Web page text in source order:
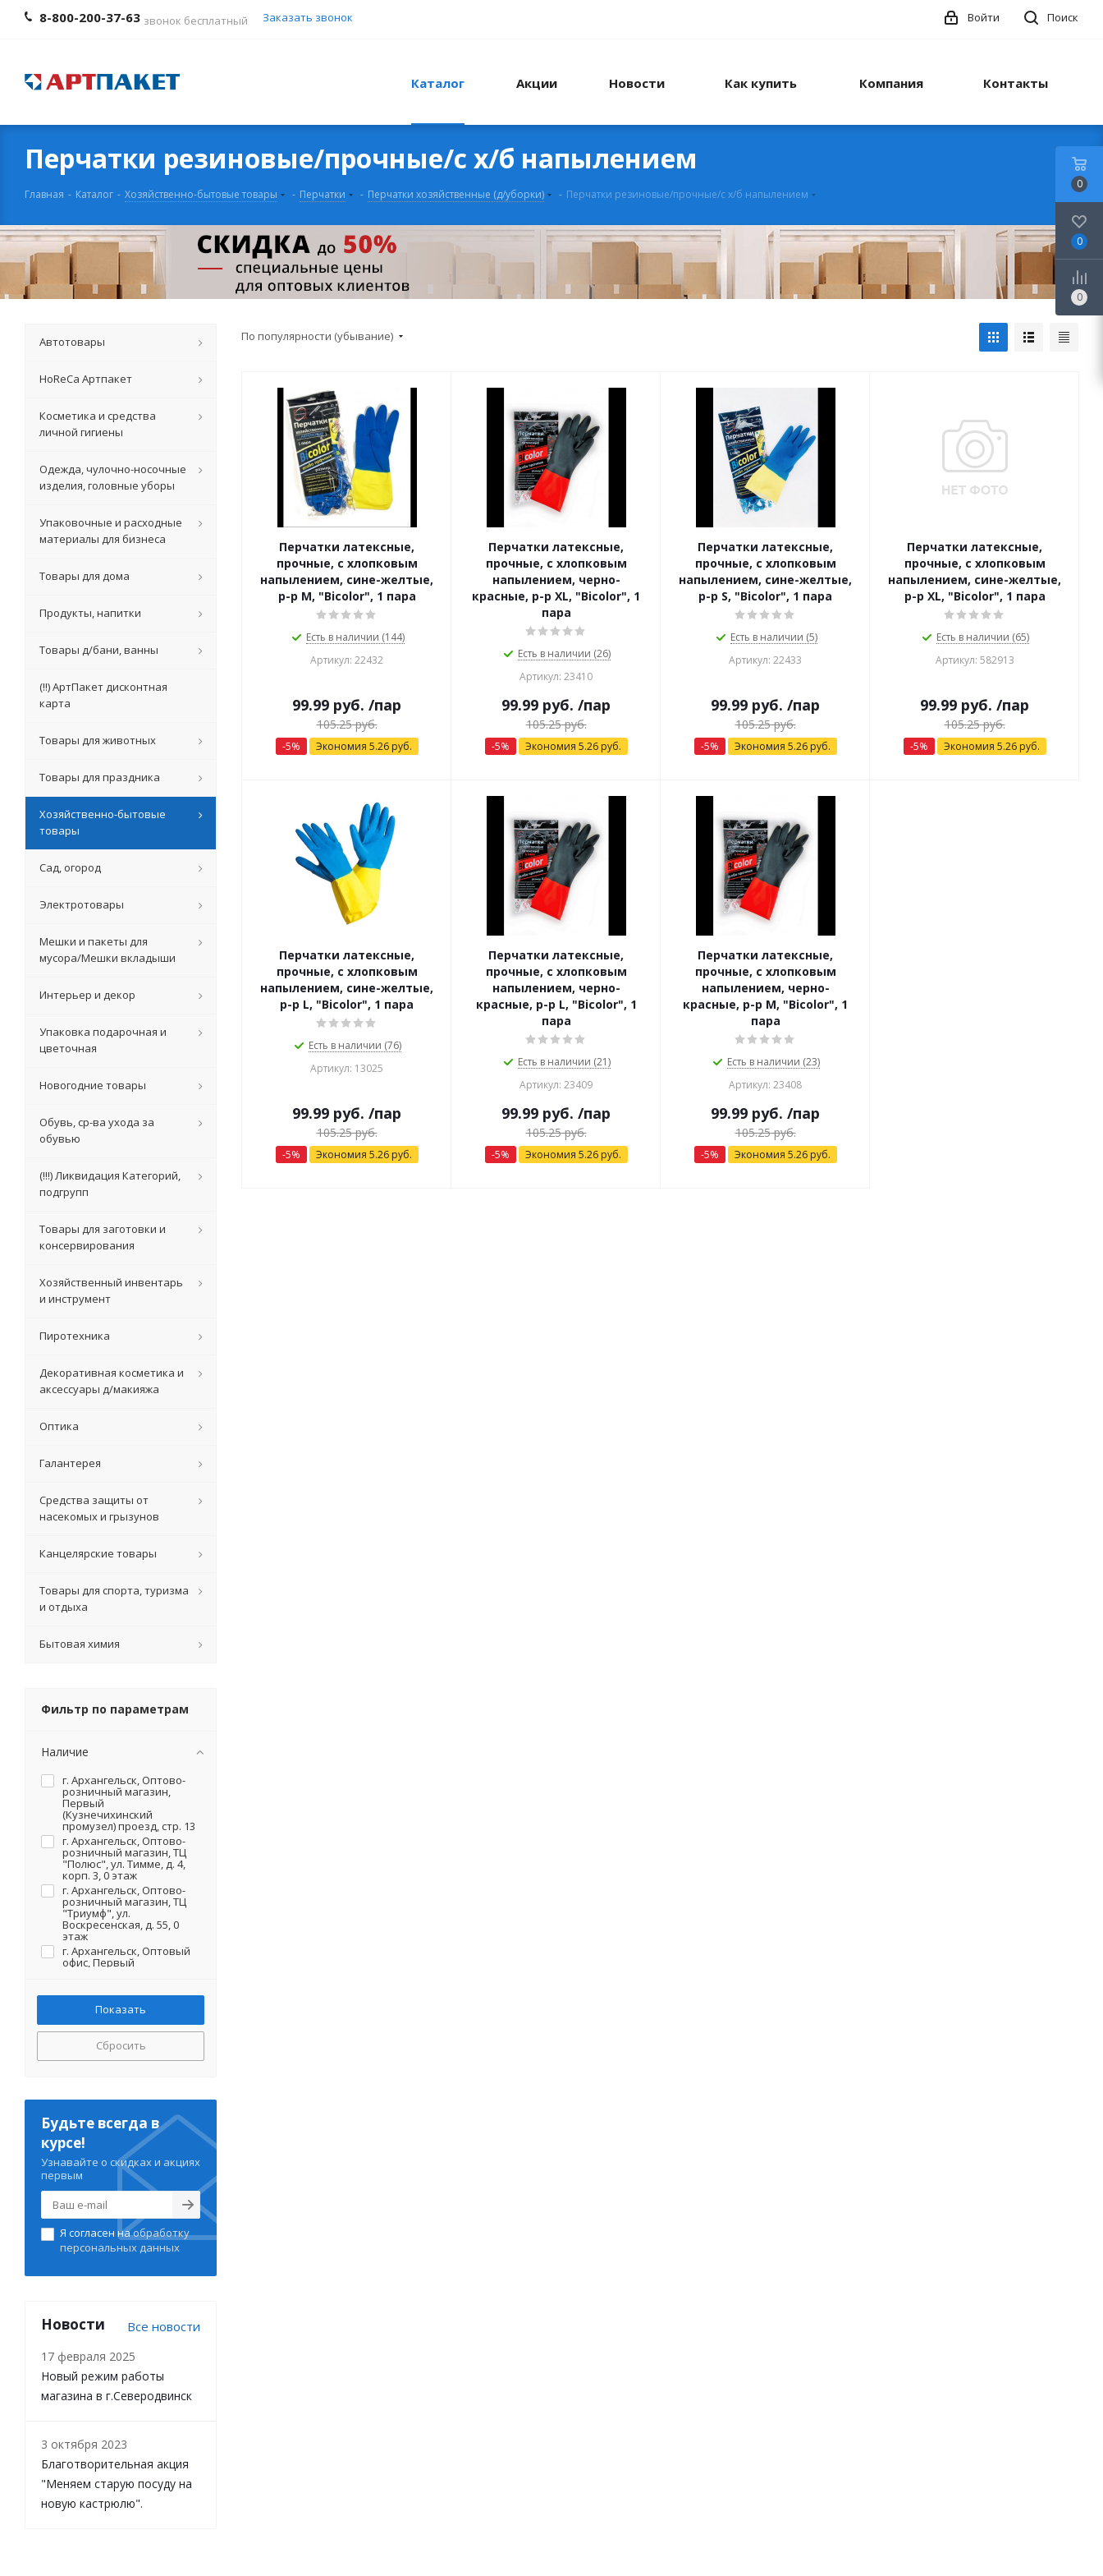
8-800-200-37-63 звонок бесплатный Заказать звонок Поиск
Войти
Каталог Акции Новости Как купить Компания Контакты
Перчатки резиновые/прочные/с х/б напылением
Главная - Каталог - Хозяйственно-бытовые товары - Перчатки - Перчатки хозяйственные (д/уборки) - Перчатки резиновые/прочные/с х/б напылением
По популярности (убывание)
Перчатки латексные,
прочные, с хлопковым
напылением, сине-желтые,
р-р М, "Bicolor", 1 пара
Есть в наличии (144)
Артикул: 22432
99.99 руб. /пар
105.25руб.
-5% Экономия 5.26руб.
Перчатки латексные,
прочные, с хлопковым
напылением, черно-
красные, р-р ХL, "Bicolor", 1
пара
Есть в наличии (26)
Артикул: 23410
99.99 руб. /пар
105.25руб.
-5% Экономия 5.26руб.
Перчатки латексные,
прочные, с хлопковым
напылением, сине-желтые,
р-р S, "Bicolor", 1 пара
Есть в наличии (5)
Артикул: 22433
99.99 руб. /пар
105.25руб.
-5% Экономия 5.26руб.
Перчатки латексные,
прочные, с хлопковым
напылением, сине-желтые,
р-р ХL, "Bicolor", 1 пара
Есть в наличии (65)
Артикул: 582913
99.99 руб. /пар
105.25руб.
-5% Экономия 5.26руб.
Перчатки латексные,
прочные, с хлопковым
напылением, сине-желтые,
р-р L, "Bicolor", 1 пара
Есть в наличии (76)
Артикул: 13025
99.99 руб. /пар
105.25руб.
-5% Экономия 5.26руб.
Перчатки латексные,
прочные, с хлопковым
напылением, черно-
красные, р-р L, "Bicolor", 1
пара
Есть в наличии (21)
Артикул: 23409
99.99 руб. /пар
105.25руб.
-5% Экономия 5.26руб.
Перчатки латексные,
прочные, с хлопковым
напылением, черно-
красные, р-р М, "Bicolor", 1
пара
Есть в наличии (23)
Артикул: 23408
99.99 руб. /пар
105.25руб.
-5% Экономия 5.26руб.
Автотовары
HoReCa Артпакет
Косметика и средства
личной гигиены
Одежда, чулочно-носочные
изделия, головные уборы
Упаковочные и расходные
материалы для бизнеса
Товары для дома
Продукты, напитки
Товары д/бани, ванны
(!!) АртПакет дисконтная
карта
Товары для животных
Товары для праздника
Хозяйственно-бытовые
товары
Сад, огород
Электротовары
Мешки и пакеты для
мусора/Мешки вкладыши
Интерьер и декор
Упаковка подарочная и
цветочная
Новогодние товары
Обувь, ср-ва ухода за
обувью
(!!!) Ликвидация Категорий,
подгрупп
Товары для заготовки и
консервирования
Хозяйственный инвентарь
и инструмент
Пиротехника
Декоративная косметика и
аксессуары д/макияжа
Оптика
Галантерея
Средства защиты от
насекомых и грызунов
Канцелярские товары
Товары для спорта, туризма
и отдыха
Бытовая химия
Фильтр по параметрам
Наличие
г. Архангельск, Оптово-
розничный магазин,
Первый
(Кузнечихинский
промузел) проезд, стр. 13
г. Архангельск, Оптово-
розничный магазин, ТЦ
"Полюс", ул. Тимме, д. 4,
корп. 3, 0 этаж
г. Архангельск, Оптово-
розничный магазин, ТЦ
"Триумф", ул.
Воскресенская, д. 55, 0
этаж
г. Архангельск, Оптовый
офис, Первый
(на территории)
Сбросить
Будьте всегда в
курсе!
Узнавайте о скидках и акциях
первым
Я согласен наобработку
персональных данных
Новости Все новости
17 февраля 2025
Новый режим работы
магазина в г.Северодвинск
3 октября 2023
Благотворительная акция
"Меняем старую посуду на
новую кастрюлю".
0
0
0